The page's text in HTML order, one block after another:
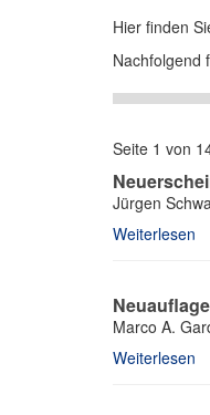
Hier finden
Nachfolgend
Seite 1 von
Jürgen
Weiterlesen
Marco A.
Weiterlesen